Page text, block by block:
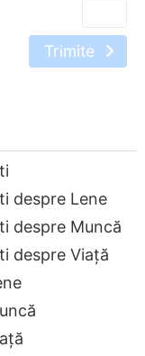
Trimite
despre Lene
despre Muncă
despre Viață